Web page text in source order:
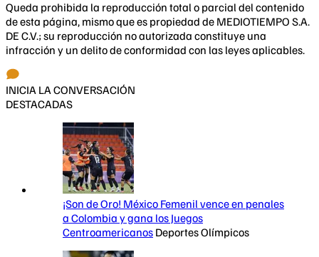
Queda prohibida la reproducción total o parcial del contenido
de esta página, mismo que es propiedad de MEDIOTIEMPO S.A.
DE C.V.; su reproducción no autorizada constituye una
infracción y un delito de conformidad con las leyes aplicables.
INICIA LA CONVERSACIÓN
DESTACADAS
¡Son de Oro! México Femenil vence en penales
a Colombia y gana los Juegos
Centroamericanos Deportes Olímpicos